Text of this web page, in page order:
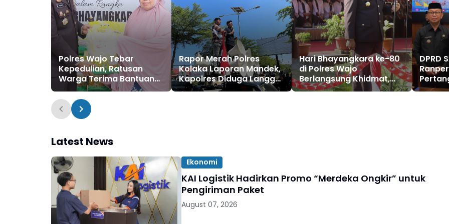
Polres Wajo Tebar
Kepedulian, Ratusan
Warga Terima Bantuan
Sembako Hari
Bhayangkara ke-80
Rapor Merah Polres
Kolaka Laporan Mandek,
Kapolres Diduga Langgar
Perkap dan Abaikan
Hari Bhayangkara ke-80
di Polres Wajo
Berlangsung Khidmat,
Perkuat Semangat
DPRD
Latest News
Ekonomi
KAI Logistik Hadirkan Promo “Merdeka Ongkir” untuk
Pengiriman Paket
August 07, 2026